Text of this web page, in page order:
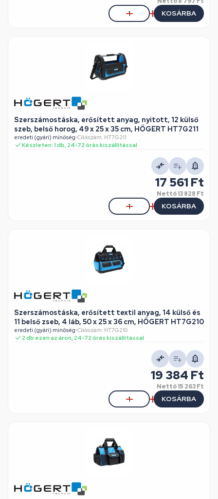
KOSÁRBA
Szerszámostáska, erősített anyag, nyitott, 12 külső
szeb, belső horog, 49 x 25 x 35 cm, HÖGERT HT7G211
eredeti (gyári) minőség•Cikkszám: HT7G211
Készleten: 1 db, 24-72 órás kiszállítással
17 561 Ft
Nettó13 828 Ft
KOSÁRBA
Szerszámostáska, erősített textil anyag, 14 külső és
11 belső zseb, 4 láb, 50 x 25 x 36 cm, HÖGERT HT7G210
eredeti (gyári) minőség•Cikkszám: HT7G210
2 db ezen az áron, 24-72 órás kiszállítással
19 384 Ft
Nettó15 263 Ft
KOSÁRBA